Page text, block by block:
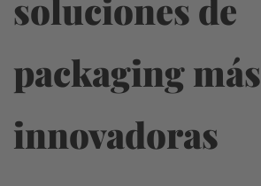
soluciones de
packaging más
innovadoras